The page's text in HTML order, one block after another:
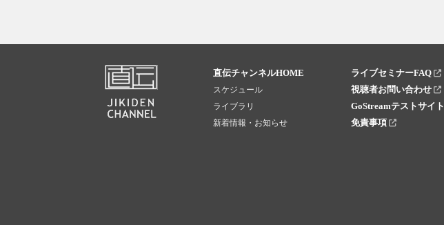
直伝チャンネルHOME
スケジュール
ライブラリ
新着情報・お知らせ
ライブセミナーFAQ
視聴者お問い合わせ
GoStreamテストサイト
免責事項